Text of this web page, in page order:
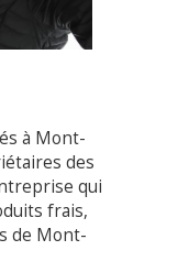
à Mont-
des
qui
frais,
de Mont-